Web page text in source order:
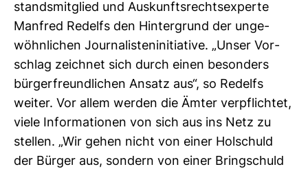
stands­mit­glied und Aus­kunfts­rechts­ex­perte
Man­fred Redelfs den Hin­ter­grund der unge­
wöhn­li­chen Jour­na­lis­ten­in­itia­tive. „Unser Vor­
schlag zeichnet sich durch einen beson­ders
bür­ger­freund­li­chen Ansatz aus“, so Redelfs
weiter. Vor allem werden die Ämter ver­pflichtet,
viele Infor­ma­tionen von sich aus ins Netz zu
stellen. „Wir gehen nicht von einer Hol­schuld
der Bürger aus, son­dern von einer Bring­schuld